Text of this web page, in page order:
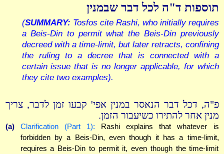
תוספות ד"ה לכל דבר שבמנין
(SUMMARY: Tosfos cite Rashi, who initially requires
a Beis-Din to permit what the Beis-Din previously
decreed with a time-limit, but later retracts, confining
the ruling to a decree that is connected with a
certain issue that is no longer applicable, for which
they cite two examples).
פ"ה, דכל דבר הנאסר במנין אפי' קבעו זמן לדבר, צריך
מנין אחר להתירו כשיעבור הזמן.
(a) Clarification (Part 1): Rashi explains that whatever is
forbidden by a Beis-Din, even though it has a time-limit,
requires a Beis-Din to permit it, even though the time-limit